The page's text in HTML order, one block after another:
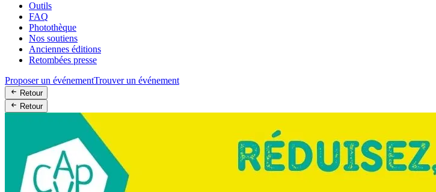
Outils
FAQ
Photothèque
Nos soutiens
Anciennes éditions
Retombées presse
Proposer un événementTrouver un événement
Retour
Retour